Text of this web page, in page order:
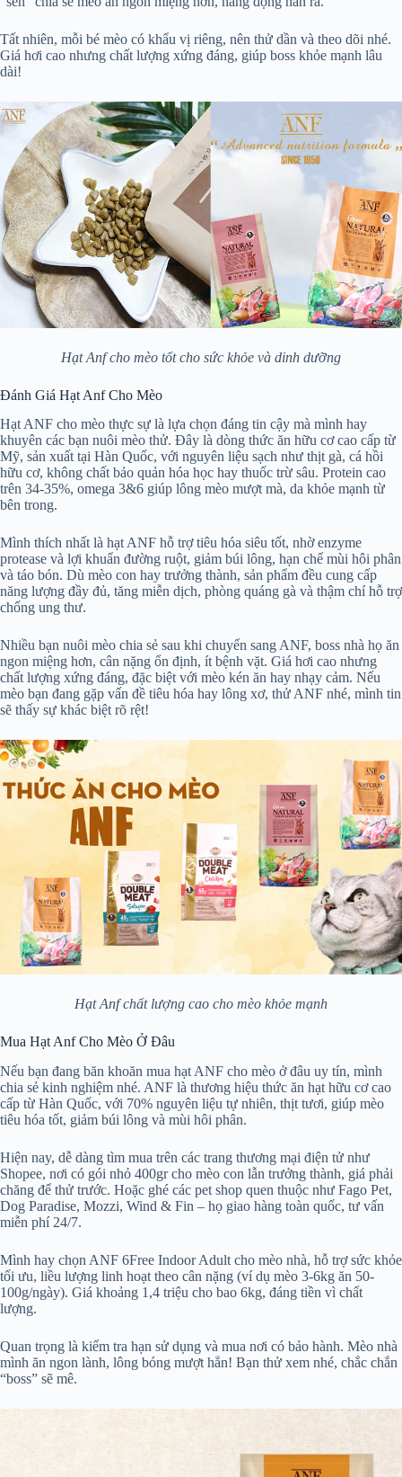
Tất nhiên, mỗi bé mèo có khẩu vị riêng, nên thử dần và theo dõi nhé.
Giá hơi cao nhưng chất lượng xứng đáng, giúp boss khỏe mạnh lâu
dài!
Hạt Anf cho mèo tốt cho sức khỏe và dinh dưỡng
Đánh Giá Hạt Anf Cho Mèo
Hạt ANF cho mèo thực sự là lựa chọn đáng tin cậy mà mình hay
khuyên các bạn nuôi mèo thử. Đây là dòng thức ăn hữu cơ cao cấp từ
Mỹ, sản xuất tại Hàn Quốc, với nguyên liệu sạch như thịt gà, cá hồi
hữu cơ, không chất bảo quản hóa học hay thuốc trừ sâu. Protein cao
trên 34-35%, omega 3&6 giúp lông mèo mượt mà, da khỏe mạnh từ
bên trong.
Mình thích nhất là hạt ANF hỗ trợ tiêu hóa siêu tốt, nhờ enzyme
protease và lợi khuẩn đường ruột, giảm búi lông, hạn chế mùi hôi phân
và táo bón. Dù mèo con hay trưởng thành, sản phẩm đều cung cấp
năng lượng đầy đủ, tăng miễn dịch, phòng quáng gà và thậm chí hỗ trợ
chống ung thư.
Nhiều bạn nuôi mèo chia sẻ sau khi chuyển sang ANF, boss nhà họ ăn
ngon miệng hơn, cân nặng ổn định, ít bệnh vặt. Giá hơi cao nhưng
chất lượng xứng đáng, đặc biệt với mèo kén ăn hay nhạy cảm. Nếu
mèo bạn đang gặp vấn đề tiêu hóa hay lông xơ, thử ANF nhé, mình tin
sẽ thấy sự khác biệt rõ rệt!
Hạt Anf chất lượng cao cho mèo khỏe mạnh
Mua Hạt Anf Cho Mèo Ở Đâu
Nếu bạn đang băn khoăn mua hạt ANF cho mèo ở đâu uy tín, mình
chia sẻ kinh nghiệm nhé. ANF là thương hiệu thức ăn hạt hữu cơ cao
cấp từ Hàn Quốc, với 70% nguyên liệu tự nhiên, thịt tươi, giúp mèo
tiêu hóa tốt, giảm búi lông và mùi hôi phân.
Hiện nay, dễ dàng tìm mua trên các trang thương mại điện tử như
Shopee, nơi có gói nhỏ 400gr cho mèo con lẫn trưởng thành, giá phải
chăng để thử trước. Hoặc ghé các pet shop quen thuộc như Fago Pet,
Dog Paradise, Mozzi, Wind & Fin – họ giao hàng toàn quốc, tư vấn
miễn phí 24/7.
Mình hay chọn ANF 6Free Indoor Adult cho mèo nhà, hỗ trợ sức khỏe
tối ưu, liều lượng linh hoạt theo cân nặng (ví dụ mèo 3-6kg ăn 50-
100g/ngày). Giá khoảng 1,4 triệu cho bao 6kg, đáng tiền vì chất
lượng.
Quan trọng là kiểm tra hạn sử dụng và mua nơi có bảo hành. Mèo nhà
mình ăn ngon lành, lông bóng mượt hẳn! Bạn thử xem nhé, chắc chắn
“boss” sẽ mê.